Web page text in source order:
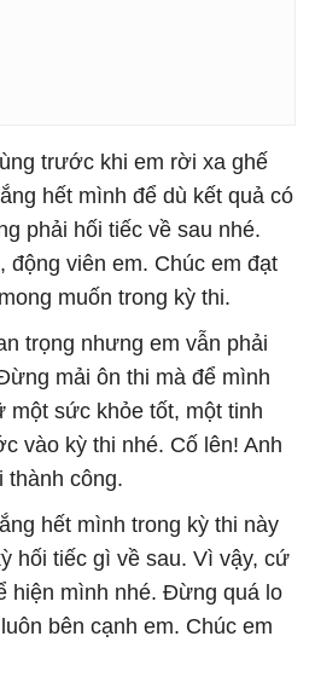
trước khi em rời xa ghế
hết mình để dù kết quả có
phải hối tiếc về sau nhé.
động viên em. Chúc em đạt
muốn trong kỳ thi.
trọng nhưng em vẫn phải
mải ôn thi mà để mình
một sức khỏe tốt, một tinh
vào kỳ thi nhé. Cố lên! Anh
thành công.
hết mình trong kỳ thi này
hối tiếc gì về sau. Vì vậy, cứ
hiện mình nhé. Đừng quá lo
bên cạnh em. Chúc em